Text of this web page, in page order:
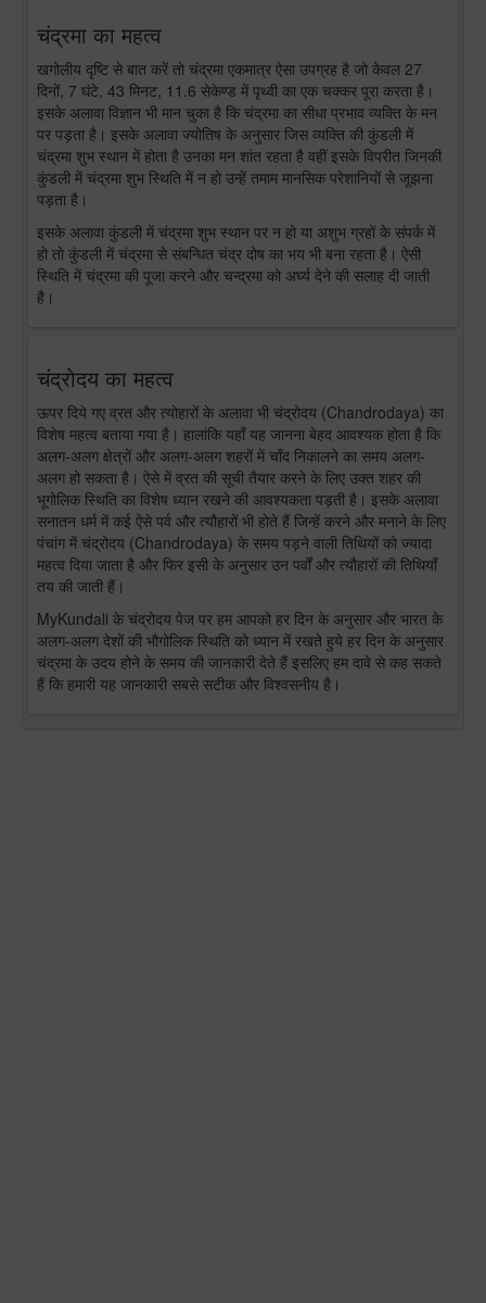
चंद्रमा का महत्व
खगोलीय दृष्टि से बात करें तो चंद्रमा एकमात्र ऐसा उपग्रह है जो केवल 27
दिनों, 7 घंटे, 43 मिनट, 11.6 सेकेण्ड में पृथ्वी का एक चक्कर पूरा करता है।
इसके अलावा विज्ञान भी मान चुका है कि चंद्रमा का सीधा प्रभाव व्यक्ति के मन
पर पड़ता है। इसके अलावा ज्योतिष के अनुसार जिस व्यक्ति की कुंडली में
चंद्रमा शुभ स्थान में होता है उनका मन शांत रहता है वहीं इसके विपरीत जिनकी
कुंडली में चंद्रमा शुभ स्थिति में न हो उन्हें तमाम मानसिक परेशानियों से जूझना
पड़ता है।
इसके अलावा कुंडली में चंद्रमा शुभ स्थान पर न हो या अशुभ ग्रहों के संपर्क में
हो तो कुंडली में चंद्रमा से संबन्धित चंद्र दोष का भय भी बना रहता है। ऐसी
स्थिति में चंद्रमा की पूजा करने और चन्द्रमा को अर्घ्य देने की सलाह दी जाती
है।
चंद्रोदय का महत्व
ऊपर दिये गए व्रत और त्योहारों के अलावा भी चंद्रोदय (Chandrodaya) का
विशेष महत्व बताया गया है। हालांकि यहाँ यह जानना बेहद आवश्यक होता है कि
अलग-अलग क्षेत्रों और अलग-अलग शहरों में चाँद निकालने का समय अलग-
अलग हो सकता है। ऐसे में व्रत की सूची तैयार करने के लिए उक्त शहर की
भूगोलिक स्थिति का विशेष ध्यान रखने की आवश्यकता पड़ती है। इसके अलावा
सनातन धर्म में कई ऐसे पर्व और त्यौहारों भी होते हैं जिन्हें करने और मनाने के लिए
पंचांग में चंद्रोदय (Chandrodaya) के समय पड़ने वाली तिथियों को ज्यादा
महत्व दिया जाता है और फिर इसी के अनुसार उन पर्वों और त्यौहारों की तिथियाँ
तय की जाती हैं।
MyKundali के चंद्रोदय पेज पर हम आपको हर दिन के अनुसार और भारत के
अलग-अलग देशों की भौगोलिक स्थिति को ध्यान में रखते हुये हर दिन के अनुसार
चंद्रमा के उदय होने के समय की जानकारी देते हैं इसलिए हम दावे से कह सकते
हैं कि हमारी यह जानकारी सबसे सटीक और विश्वसनीय है।